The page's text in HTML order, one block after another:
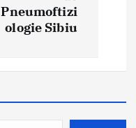
Pneumoftizi
ologie Sibiu